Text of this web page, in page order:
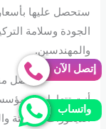
ستحصل عليها
الجودة وسلامة
والمهندسين.
افضل
أنت تتعامل مع
الديكورات الحديثة
إتصل الآن
واتساب